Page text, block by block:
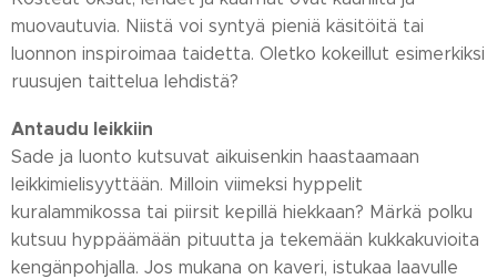
muovautuvia. Niistä voi syntyä pieniä käsitöitä tai
luonnon inspiroimaa taidetta. Oletko kokeillut esimerkiksi
ruusujen taittelua lehdistä?
Antaudu leikkiin
Sade ja luonto kutsuvat aikuisenkin haastaamaan
leikkimielisyyttään. Milloin viimeksi hyppelit
kuralammikossa tai piirsit kepillä hiekkaan? Märkä polku
kutsuu hyppäämään pituutta ja tekemään kukkakuvioita
kengänpohjalla. Jos mukana on kaveri, istukaa laavulle